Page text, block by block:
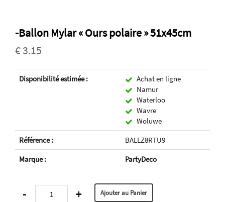
-Ballon Mylar « Ours polaire » 51x45cm
€ 3.15
Disponibilité estimée :
Achat en ligne
Namur
Waterloo
Wavre
Woluwe
Référence :
BALLZ8RTU9
Marque :
PartyDeco
- +